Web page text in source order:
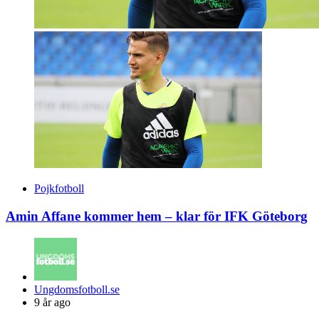
Pojkfotboll
Amin Affane kommer hem – klar för IFK Göteborg
Posted
by
Ungdomsfotboll.se
9 år ago